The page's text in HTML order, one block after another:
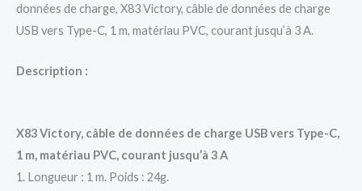
données de charge, X83 Victory, câble de données de charge
USB vers Type-C, 1 m, matériau PVC, courant jusqu’à 3 A.
Description :
X83 Victory, câble de données de charge USB vers Type-C,
1 m, matériau PVC, courant jusqu’à 3 A
1. Longueur : 1 m. Poids : 24g.